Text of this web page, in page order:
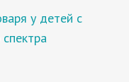
у детей с